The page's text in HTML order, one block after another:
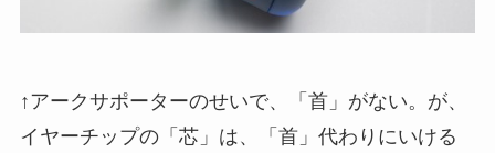
↑アークサポーターのせいで、「首」がない。が、
イヤーチップの「芯」は、「首」代わりにいける